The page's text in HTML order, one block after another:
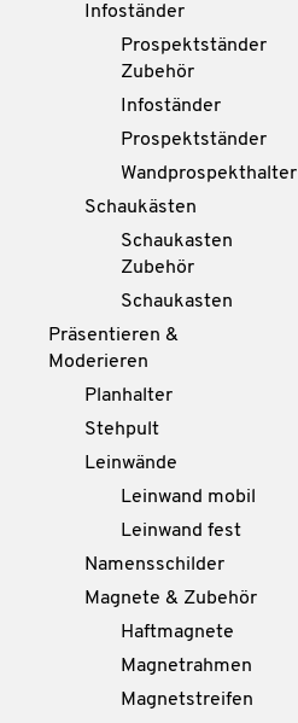
Infoständer
Prospektständer
Zubehör
Infoständer
Prospektständer
Wandprospekthalter
Schaukästen
Schaukasten
Zubehör
Schaukasten
Präsentieren &
Moderieren
Planhalter
Stehpult
Leinwände
Leinwand mobil
Leinwand fest
Namensschilder
Magnete & Zubehör
Haftmagnete
Magnetrahmen
Magnetstreifen